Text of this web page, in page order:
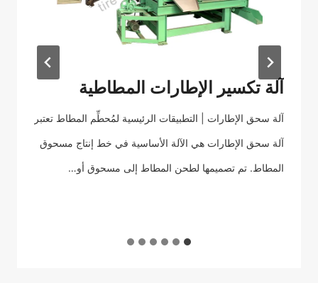
آلة تكسير الإطارات المطاطية
آلة سحق الإطارات | التطبيقات الرئيسية لمُحطِّم المطاط تعتبر
آلة سحق الإطارات هي الآلة الأساسية في خط إنتاج مسحوق
المطاط. تم تصميمها لطحن المطاط إلى مسحوق أو…